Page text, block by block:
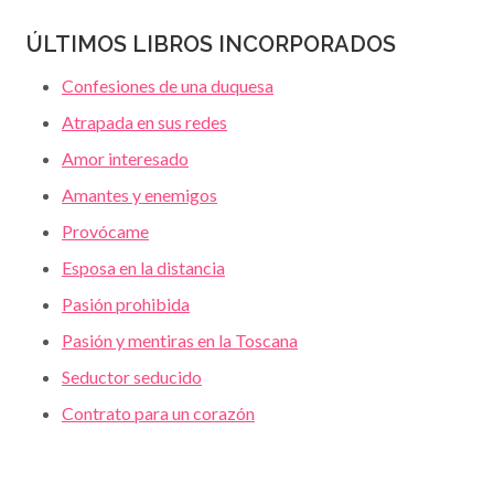
ÚLTIMOS LIBROS INCORPORADOS
Confesiones de una duquesa
Atrapada en sus redes
Amor interesado
Amantes y enemigos
Provócame
Esposa en la distancia
Pasión prohibida
Pasión y mentiras en la Toscana
Seductor seducido
Contrato para un corazón